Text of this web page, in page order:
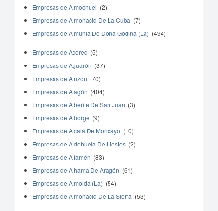
Empresas de Almochuel (2)
Empresas de Almonacid De La Cuba (7)
Empresas de Almunia De Doña Godina (La) (494)
Empresas de Acered (5)
Empresas de Aguarón (37)
Empresas de Ainzón (70)
Empresas de Alagón (404)
Empresas de Alberite De San Juan (3)
Empresas de Alborge (9)
Empresas de Alcalá De Moncayo (10)
Empresas de Aldehuela De Liestos (2)
Empresas de Alfamén (83)
Empresas de Alhama De Aragón (61)
Empresas de Almolda (La) (54)
Empresas de Almonacid De La Sierra (53)